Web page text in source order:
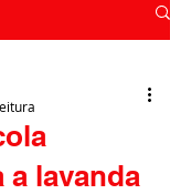
a lavanda